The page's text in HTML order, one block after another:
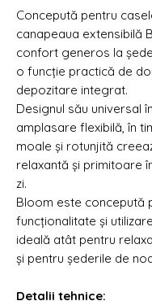
Concepută pentru
canapeaua extensibilă
confort generos la
o funcție practică de
depozitare integrat.
Designul său universal
amplasare flexibilă, în
moale și rotunjită
relaxantă și primitoare
zi.
Bloom este concepută
funcționalitate și
ideală atât pentru
și pentru șederile de
Detalii tehnice: